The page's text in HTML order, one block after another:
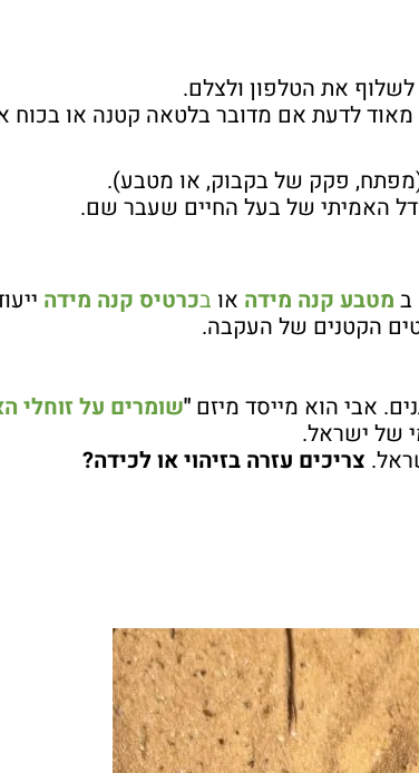
את הטלפון ולצלם.
לדעת אם מדובר בלטאה קטנה או בכוח
פקק של בקבוק, או מטבע).
האמיתי של בעל החיים שעבר שם.
ב מטבע קנה מידה או בכרטיס קנה מידה
הקטנים של העקבה.
אבי הוא מייסד מיזם "שומרים על זוחלי
צריכים עזרה בזיהוי או לכידה?